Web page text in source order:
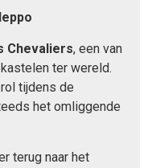
Chevaliers, een van
ter wereld.
tijdens de
het omliggende
terug naar het